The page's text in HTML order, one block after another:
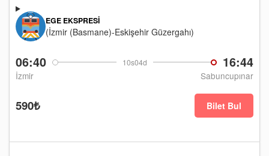
06:40 10s04d 16:44
İzmir Sabuncupınar
EGE EKSPRESI
(İzmir (Basmane)-Eskişehir Güzergahı)
590₺ Bilet Bul